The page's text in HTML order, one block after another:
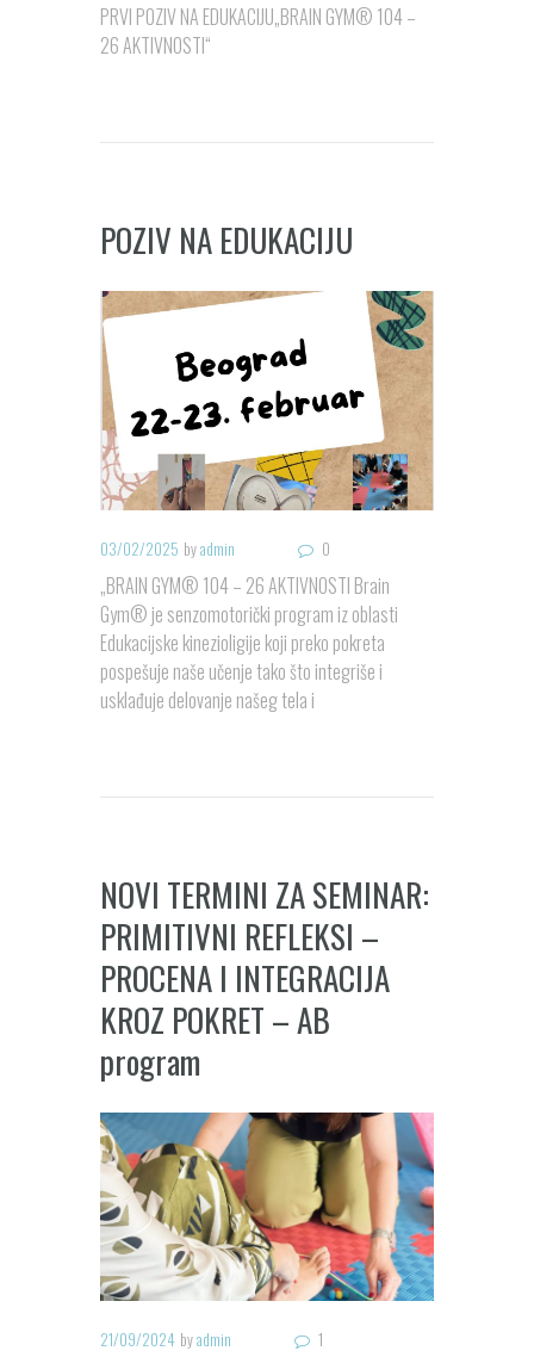
PRVI POZIV NA EDUKACIJU„BRAIN GYM® 104 –
26 AKTIVNOSTI“
POZIV NA EDUKACIJU
03/02/2025 byadmin 0
„BRAIN GYM® 104 – 26 AKTIVNOSTI Brain
Gym® je senzomotorički program iz oblasti
Edukacijske kinezioligije koji preko pokreta
pospešuje naše učenje tako što integriše i
usklađuje delovanje našeg tela i
NOVI TERMINI ZA SEMINAR:
PRIMITIVNI REFLEKSI –
PROCENA I INTEGRACIJA
KROZ POKRET – AB
program
21/09/2024 byadmin 1